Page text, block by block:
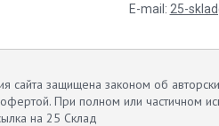
E-mail: 25-
защищена законом об
При полном или частичном
на 25 Склад